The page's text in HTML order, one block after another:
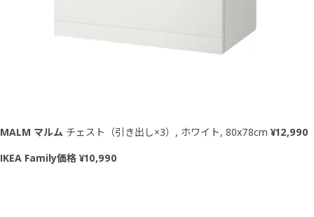
MALM マルム チェスト（引き出し×3）, ホワイト, 80x78cm ¥12,990
IKEA Family価格 ¥10,990